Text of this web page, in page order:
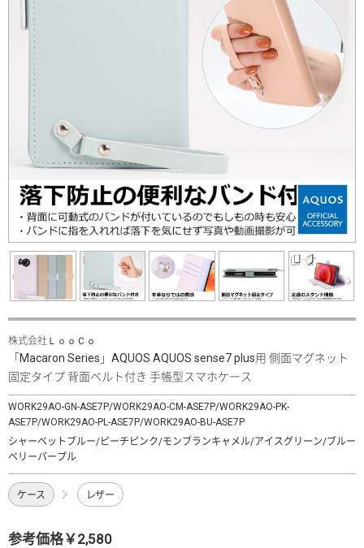
株式会社ＬｏｏＣｏ
「Macaron Series」AQUOS AQUOS sense7 plus用 側面マグネット
固定タイプ 背面ベルト付き 手帳型スマホケース
WORK29AO-GN-ASE7P/WORK29AO-CM-ASE7P/WORK29AO-PK-
ASE7P/WORK29AO-PL-ASE7P/WORK29AO-BU-ASE7P
シャーベットブルー/ピーチピンク/モンブランキャメル/アイスグリーン/ブルー
ベリーパープル
ケース レザー
参考価格￥2,580